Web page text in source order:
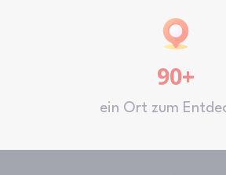
90+
ein Ort zum